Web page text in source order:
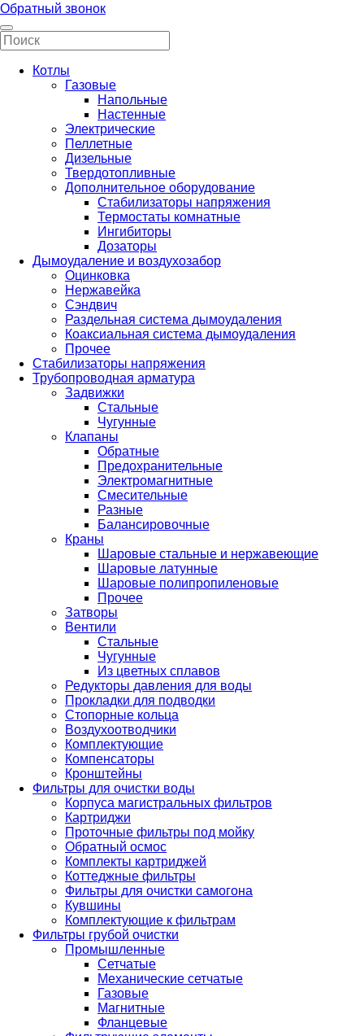
Обратный звонок
Котлы
Газовые
Напольные
Настенные
Электрические
Пеллетные
Дизельные
Твердотопливные
Дополнительное оборудование
Стабилизаторы напряжения
Термостаты комнатные
Ингибиторы
Дозаторы
Дымоудаление и воздухозабор
Оцинковка
Нержавейка
Сэндвич
Раздельная система дымоудаления
Коаксиальная система дымоудаления
Прочее
Стабилизаторы напряжения
Трубопроводная арматура
Задвижки
Стальные
Чугунные
Клапаны
Обратные
Предохранительные
Электромагнитные
Смесительные
Разные
Балансировочные
Краны
Шаровые стальные и нержавеющие
Шаровые латунные
Шаровые полипропиленовые
Прочее
Затворы
Вентили
Стальные
Чугунные
Из цветных сплавов
Редукторы давления для воды
Прокладки для подводки
Стопорные кольца
Воздухоотводчики
Комплектующие
Компенсаторы
Кронштейны
Фильтры для очистки воды
Корпуса магистральных фильтров
Картриджи
Проточные фильтры под мойку
Обратный осмос
Комплекты картриджей
Коттеджные фильтры
Фильтры для очистки самогона
Кувшины
Комплектующие к фильтрам
Фильтры грубой очистки
Промышленные
Сетчатые
Механические сетчатые
Газовые
Магнитные
Фланцевые